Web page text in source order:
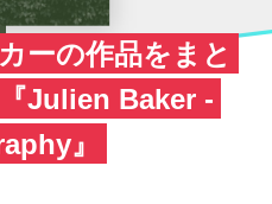
ーの作品をまと
Julien Baker -
』